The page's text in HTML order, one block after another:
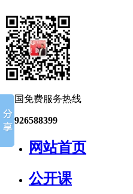
全国免费服务热线
13926588399
网站首页
公开课